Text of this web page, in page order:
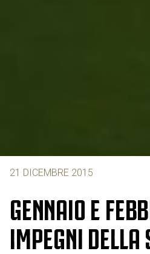
21 DICEMBRE 2015
GENNAIO E
IMPEGNI DELLA